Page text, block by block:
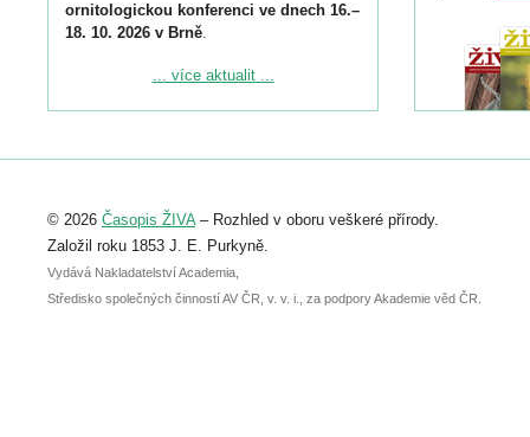
ornitologickou konferenci ve dnech 16.–
18. 10. 2026 v Brně.
Podrobnější informace ke konferenci
Registrovat se můžete do 6. září.
abstraktu přihlášené přednášky nebo
posteru je už 30. června.
... více aktualit ...
© 2026 Časopis ŽIVA– Rozhled v oboru veškeré přírody.
Založil roku 1853 J. E. Purkyně.
Vydává Nakladatelství Academia,
Středisko společných činností AV ČR, v. v. i., za podpory Akademie věd ČR.